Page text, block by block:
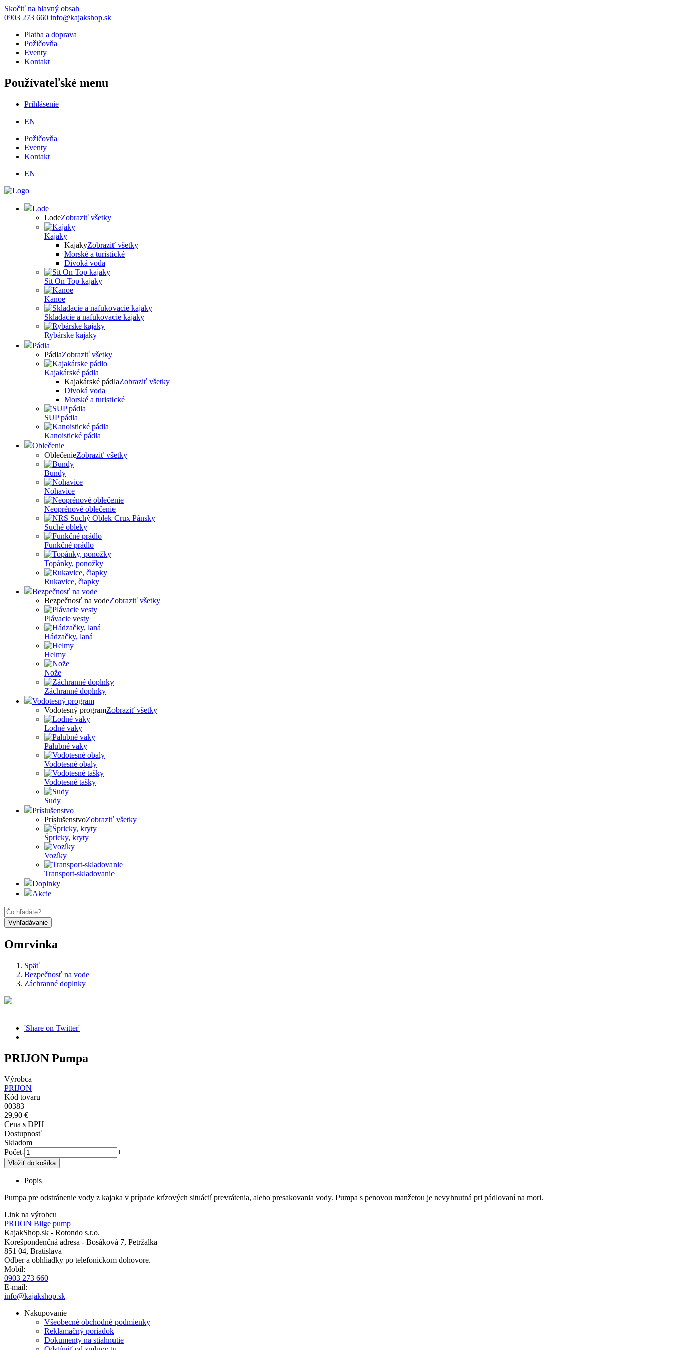
Skočiť na hlavný obsah
0903 273 660 info@kajakshop.sk
Platba a doprava
Požičovňa
Eventy
Kontakt
Používateľské menu
Prihlásenie
EN
Požičovňa
Eventy
Kontakt
EN
Lode
LodeZobraziť všetky
Kajaky
KajakyZobraziť všetky
Morské a turistické
Divoká voda
Sit On Top kajaky
Kanoe
Skladacie a nafukovacie kajaky
Rybárske kajaky
Pádla
PádlaZobraziť všetky
Kajakárské pádla
Kajakárské pádlaZobraziť všetky
Divoká voda
Morské a turistické
SUP pádla
Kanoistické pádla
Oblečenie
OblečenieZobraziť všetky
Bundy
Nohavice
Neoprénové oblečenie
Suché obleky
Funkčné prádlo
Topánky, ponožky
Rukavice, čiapky
Bezpečnosť na vode
Bezpečnosť na vodeZobraziť všetky
Plávacie vesty
Hádzačky, laná
Helmy
Nože
Záchranné doplnky
Vodotesný program
Vodotesný programZobraziť všetky
Lodné vaky
Palubné vaky
Vodotesné obaly
Vodotesné tašky
Sudy
Príslušenstvo
PríslušenstvoZobraziť všetky
Špricky, kryty
Vozíky
Transport-skladovanie
Doplnky
Akcie
Omrvinka
Späť
Bezpečnosť na vode
Záchranné doplnky
'Share on Twitter'
PRIJON Pumpa
Výrobca
PRIJON
Kód tovaru
00383
29,90 €
Cena s DPH
Dostupnosť
Skladom
Počet- +
Popis
Pumpa pre odstránenie vody z kajaka v prípade krízových situácií prevrátenia, alebo presakovania vody. Pumpa s penovou manžetou je nevyhnutná pri pádlovaní na mori.
Link na výrobcu
PRIJON Bilge pump
KajakShop.sk - Rotondo s.r.o.
Korešpondenčná adresa - Bosáková 7, Petržalka
851 04, Bratislava
Odber a obhliadky po telefonickom dohovore.
Mobil:
0903 273 660
E-mail:
info@kajakshop.sk
Nakupovanie
Všeobecné obchodné podmienky
Reklamačný poriadok
Dokumenty na stiahnutie